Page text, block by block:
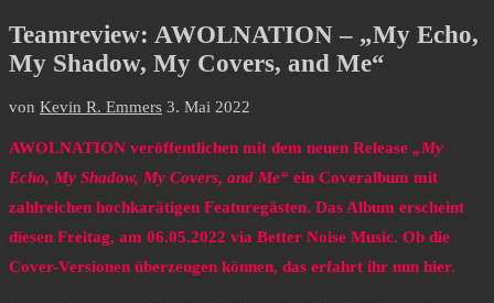
Teamreview: AWOLNATION – „My Echo,
My Shadow, My Covers, and Me“
von Kevin R. Emmers 3. Mai 2022
AWOLNATION veröffentlichen mit dem neuen Release „My
Echo, My Shadow, My Covers, and Me“ ein Coveralbum mit
zahlreichen hochkarätigen Featuregästen. Das Album erscheint
diesen Freitag, am 06.05.2022 via Better Noise Music. Ob die
Cover-Versionen überzeugen können, das erfahrt ihr nun hier.